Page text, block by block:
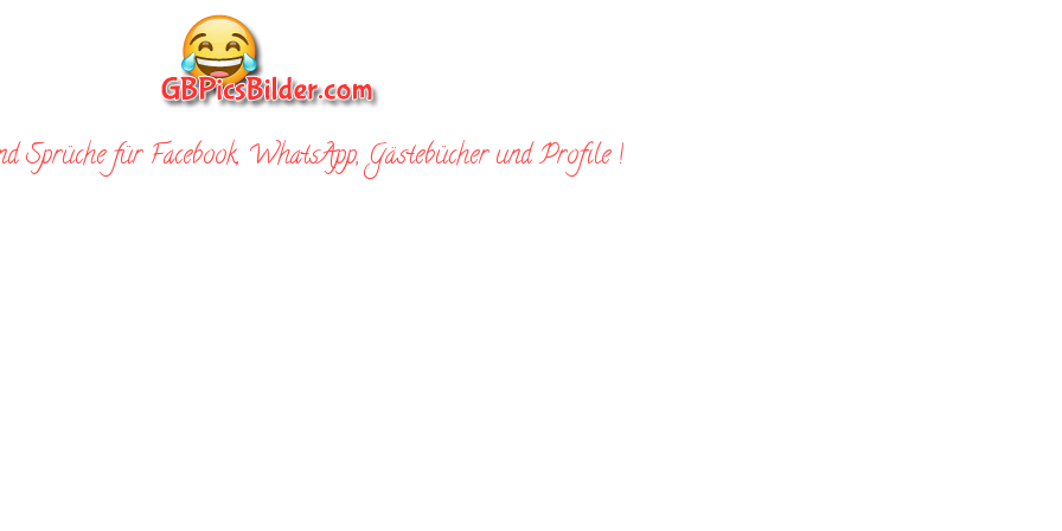
Sprüche für Facebook, WhatsApp, Gästebücher und Profile !